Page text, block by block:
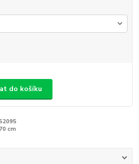
do košíku
70 cm